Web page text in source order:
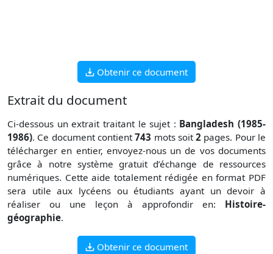
Obtenir ce document
Extrait du document
Ci-dessous un extrait traitant le sujet : Bangladesh (1985-
1986). Ce document contient743 mots soit2 pages. Pour le
télécharger en entier, envoyez-nous un de vos documents
grâce à notre système gratuitd’échange de ressources
numériques. Cette aide totalement rédigée en format PDF
sera utile aux lycéens ou étudiants ayant un devoir à
réaliser ou une leçon à approfondir en: Histoire-
géographie.
Obtenir ce document